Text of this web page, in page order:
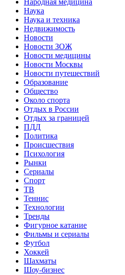
Народная медицина
Наука
Наука и техника
Недвижимость
Новости
Новости ЗОЖ
Новости медицины
Новости Москвы
Новости путешествий
Образование
Общество
Около спорта
Отдых в России
Отдых за границей
ПДД
Политика
Происшествия
Психология
Рынки
Сериалы
Спорт
ТВ
Теннис
Технологии
Тренды
Фигурное катание
Фильмы и сериалы
Футбол
Хоккей
Шахматы
Шоу-бизнес